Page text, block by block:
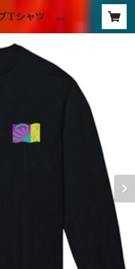
Tシャツ bl